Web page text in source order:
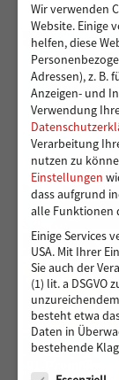
09-
helfen-
07-
helfen-
06-
helfen-
Wir verwenden
Website. Einige
helfen, diese
Adressen), z. B.
Anzeigen- und
Verwendung
Verarbeitung
nutzen zu
Einstellungen
dass aufgrund
alle Funktionen
Einige Services
USA. Mit Ihrer
Sie auch der
(1) lit. a DSGVO
besteht etwa
Daten in
bestehende